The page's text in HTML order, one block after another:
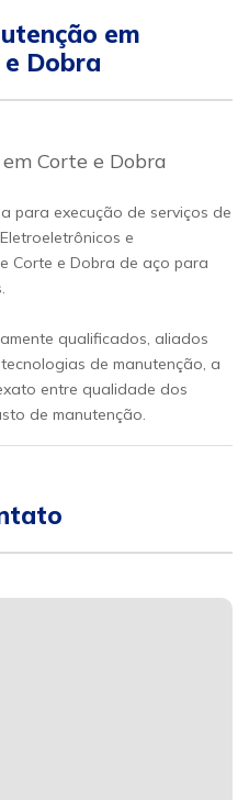
em
Dobra
Corte e Dobra
para execução de serviços de
e
Corte e Dobra de aço para
qualificados, aliados
de manutenção, a
entre qualidade dos
de manutenção.